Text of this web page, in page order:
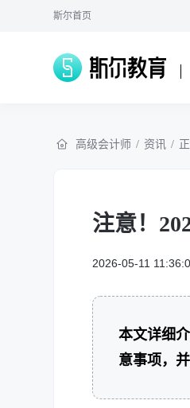
斯尔首页
高级会计师 / 资讯 /
注意！
2026-05-11
本文详细
意事项，